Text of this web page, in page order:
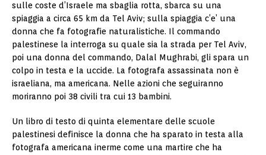
sulle coste d’Israele ma sbaglia rotta, sbarca su una
spiaggia a circa 65 km da Tel Aviv; sulla spiaggia c’e’ una
donna che fa fotografie naturalistiche. Il commando
palestinese la interroga su quale sia la strada per Tel Aviv,
poi una donna del commando, Dalal Mughrabi, gli spara un
colpo in testa e la uccide. La fotografa assassinata non è
israeliana, ma americana. Nelle azioni che seguiranno
moriranno poi 38 civili tra cui 13 bambini.
Un libro di testo di quinta elementare delle scuole
palestinesi definisce la donna che ha sparato in testa alla
fotografa americana inerme come una martire che ha